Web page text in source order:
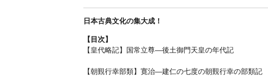
日本古典文化の集大成！
【目次】
【皇代略記】国常立尊—後土御門天皇の年代記
【朝覲行幸部類】寛治—建仁の七度の朝覲行幸の部類記